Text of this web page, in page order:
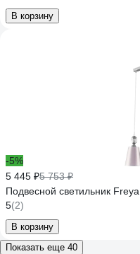
В корзину
-5%
5 445 ₽5 753 ₽
Подвесной светильник
5(2)
В корзину
Показать еще 40